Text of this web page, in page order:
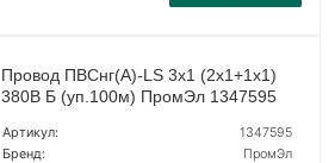
Провод ПВСнг(А)-LS 3х1 (2х1+1х1)
380В Б (уп.100м) ПромЭл 1347595
Артикул:
1347595
Бренд:
ПромЭл